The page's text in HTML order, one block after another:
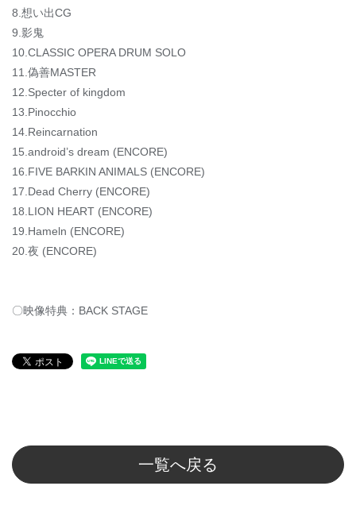
8.想い出CG
9.影鬼
10.CLASSIC OPERA DRUM SOLO
11.偽善MASTER
12.Specter of kingdom
13.Pinocchio
14.Reincarnation
15.android’s dream (ENCORE)
16.FIVE BARKIN ANIMALS (ENCORE)
17.Dead Cherry (ENCORE)
18.LION HEART (ENCORE)
19.Hameln (ENCORE)
20.夜 (ENCORE)
〇映像特典：BACK STAGE
一覧へ戻る